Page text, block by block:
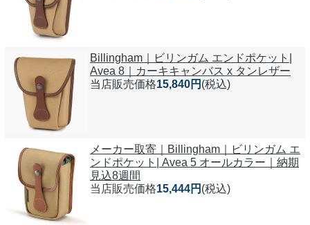
Billingham｜ビリンガム エンドポケット|
Avea 8｜カーキキャンバス x タンレザー
当店販売価格15,840円 (税込)
メーカー取寄｜Billingham｜ビリンガム エ
ンドポケット| Avea 5 オールカラー｜納期
見込8週間
当店販売価格15,444円 (税込)